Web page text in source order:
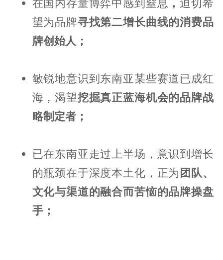
在国内存量博弈中感到窒息 ，迫切希
望为品牌寻找第二增长曲线的消费品
牌创始人；
敏锐地意识到东南亚某些赛道已成红
海，渴望挖掘真正蓝海机会的品牌战
略制定者；
已在东南亚走过上半场，意识到增长
的瓶颈在于深度本土化，正为 团队、
文化与渠道的融合而苦恼的品牌操盘
手；